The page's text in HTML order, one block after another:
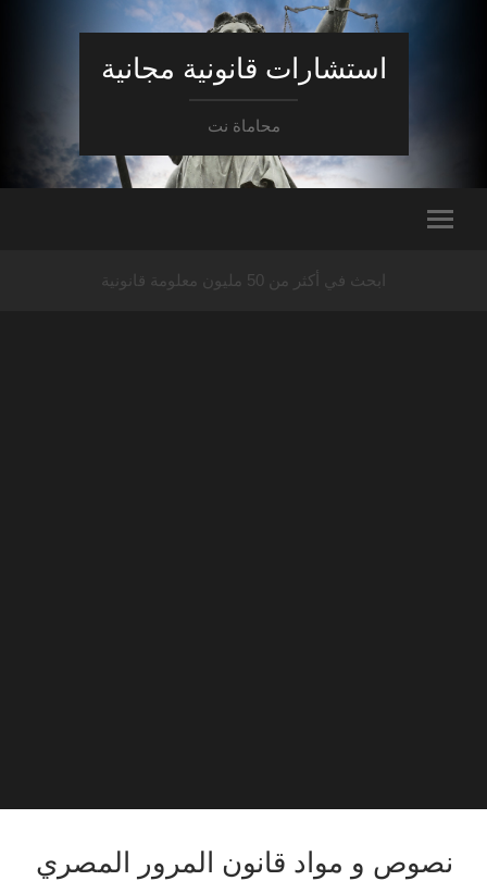
استشارات قانونية مجانية
محاماة نت
ابحث في أكثر من 50 مليون معلومة قانونية
نصوص و مواد قانون المرور المصري